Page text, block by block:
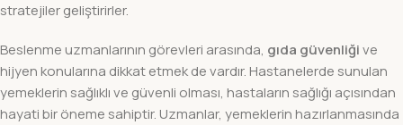
stratejiler geliştirirler.
Beslenme uzmanlarının görevleri arasında, gıda güvenliğive
hijyen konularına dikkat etmek de vardır. Hastanelerde sunulan
yemeklerin sağlıklı ve güvenli olması, hastaların sağlığı açısından
hayati bir öneme sahiptir. Uzmanlar, yemeklerin hazırlanmasında